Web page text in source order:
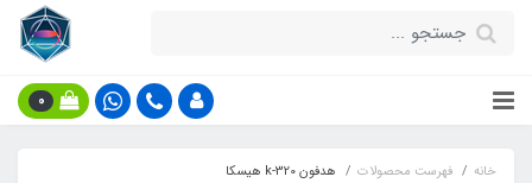
0
خانه فهرست محصولات هدفون k-320 هیسکا